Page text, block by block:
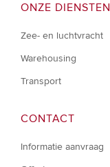
ONZE DIENSTEN
Zee- en luchtvracht
Warehousing
Transport
CONTACT
Informatie aanvraag